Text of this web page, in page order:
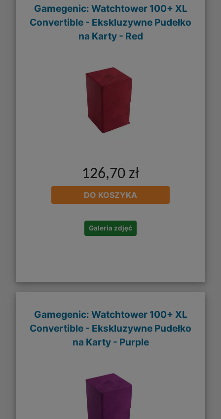
Gamegenic: Watchtower 100+ XL
Convertible - Ekskluzywne Pudełko
na Karty - Red
126,70 zł
DO KOSZYKA
Galeria zdjęć
Gamegenic: Watchtower 100+ XL
Convertible - Ekskluzywne Pudełko
na Karty - Purple